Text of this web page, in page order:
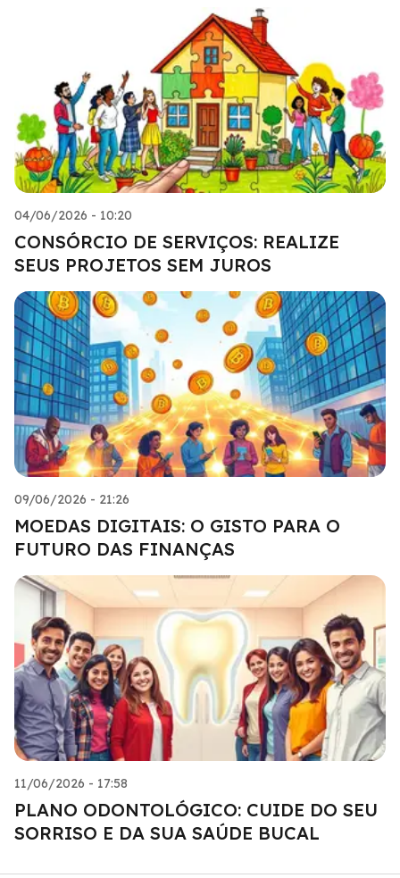
04/06/2026 - 10:20
CONSÓRCIO DE SERVIÇOS: REALIZE
SEUS PROJETOS SEM JUROS
09/06/2026 - 21:26
MOEDAS DIGITAIS: O GISTO PARA O
FUTURO DAS FINANÇAS
11/06/2026 - 17:58
PLANO ODONTOLÓGICO: CUIDE DO SEU
SORRISO E DA SUA SAÚDE BUCAL